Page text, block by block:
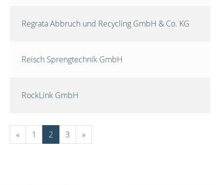
Regrata Abbruch und Recycling GmbH & Co. KG
Reisch Sprengtechnik GmbH
RockLink GmbH
« 1 2 3 »